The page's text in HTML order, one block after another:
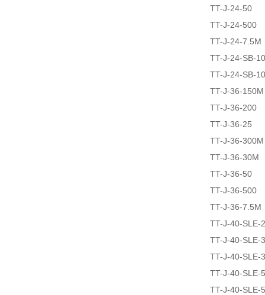
TT-J-24-50
TT-J-24-500
TT-J-24-7.5M
TT-J-24-SB-
TT-J-24-SB-
TT-J-36-150M
TT-J-36-200
TT-J-36-25
TT-J-36-300M
TT-J-36-30M
TT-J-36-50
TT-J-36-500
TT-J-36-7.5M
TT-J-40-SLE-
TT-J-40-SLE-
TT-J-40-SLE-
TT-J-40-SLE-
TT-J-40-SLE-